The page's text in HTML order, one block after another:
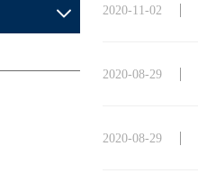
2020-11-02
2020-08-29
2020-08-29